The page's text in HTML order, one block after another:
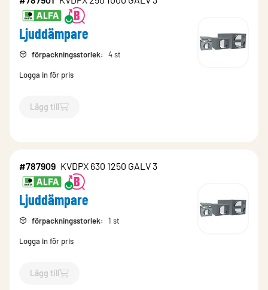
Ljuddämpare
förpackningsstorlek: 4 st
Logga in för pris
Lägg till
`$Lägg till
#787909 KVDPX 630 1250 GALV 3
Ljuddämpare
förpackningsstorlek: 1 st
Logga in för pris
Lägg till
`$Lägg till